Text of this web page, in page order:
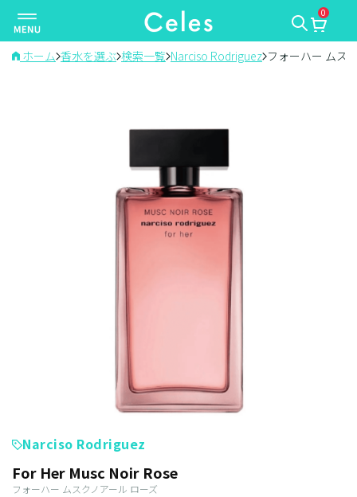
ナ
ビ
ゲ
0
ホーム 香水を選ぶ 検索一覧 Narciso Rodriguez フォーハー ムス
Narciso Rodriguez
For Her Musc Noir Rose
フォーハー ムスクノアール ローズ